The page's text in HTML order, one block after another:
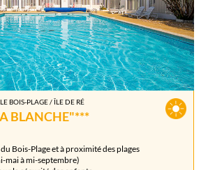
LE BOIS-PLAGE / ÎLE DE RÉ
BLANCHE"***
Bois-Plage et à proximité des plages
mai à mi-septembre)